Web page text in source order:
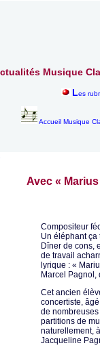
Musique
Les
Accueil Musique
Avec «
Compositeur
Un éléphant ça
Dîner de cons,
de travail
lyrique : «
Marcel Pagnol,
Cet ancien
concertiste,
de
partitions de
naturellement,
Jacqueline